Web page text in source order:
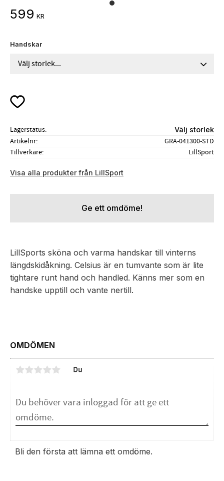
599 KR
Handskar
Lägg till i favoriter
Lagerstatus Välj storlek
Artikelnr
GRA-041300-STD
Tillverkare
LillSport
Visa alla produkter från LillSport
Ge ett omdöme!
LillSports sköna och varma handskar till vinterns
längdskidåkning. Celsius är en tumvante som är lite
tightare runt hand och handled. Känns mer som en
handske upptill och vante nertill.
OMDÖMEN
Du
Bli den första att lämna ett omdöme.